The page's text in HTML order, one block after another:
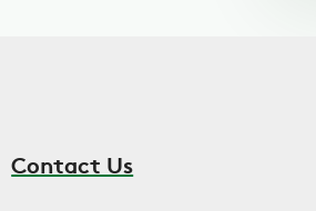
Contact Us